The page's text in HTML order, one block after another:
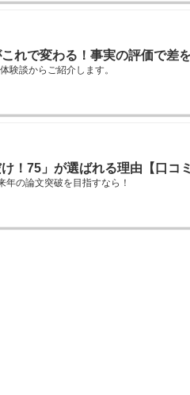
れで変わる！事実の評価で差
験談からご紹介します。
！75」が選ばれる理由【口コ
年の論文突破を目指すなら！